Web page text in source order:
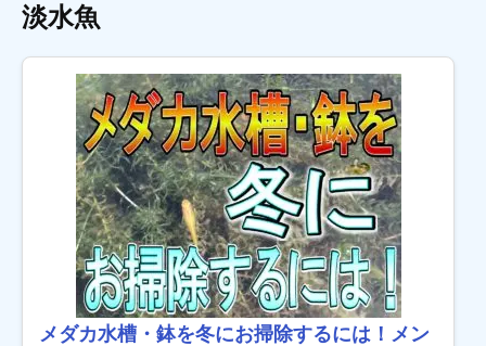
淡水魚
メダカ水槽・鉢を冬にお掃除するには！メン